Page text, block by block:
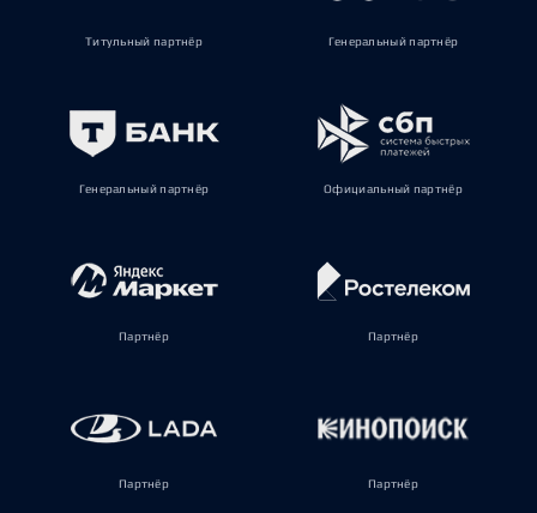
Титульный партнёр Генеральный партнёр
Генеральный партнёр Официальный партнёр
Партнёр Партнёр
Партнёр Партнёр